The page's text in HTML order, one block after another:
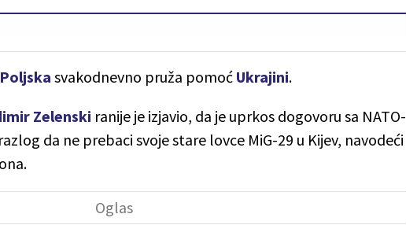
Poljska svakodnevno pruža pomoć Ukrajini.
Zelenski ranije je izjavio, da je uprkos dogovoru sa NATO-
da ne prebaci svoje stare lovce MiG-29 u Kijev, navodeći